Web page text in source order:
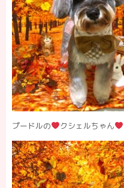
プードルの クシェルちゃん